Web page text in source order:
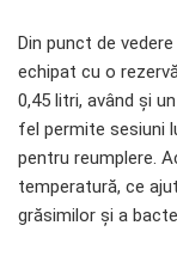
Din punct de
echipat cu o
0,45 litri, având și
fel permite sesiuni
pentru reumplere.
temperatură, ce
grăsimilor și a